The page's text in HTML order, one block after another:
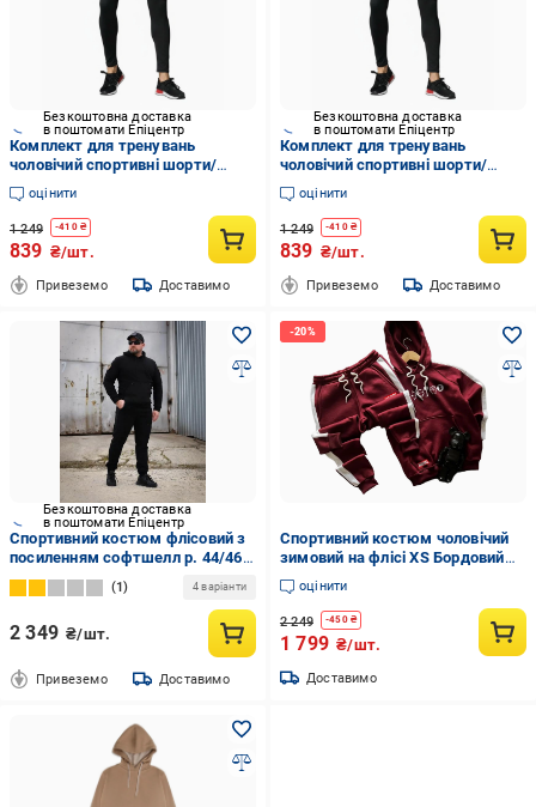
Безкоштовна доставка
в поштомати Епіцентр
Комплект для тренувань
чоловічий спортивні шорти/
легінси M (2815703326)
оцінити
1 249 -410₴
839 ₴/шт.
Привеземо Доставимо
Безкоштовна доставка
в поштомати Епіцентр
Комплект для тренувань
чоловічий спортивні шорти/
легінси S Чорно-сірий
(2425856887)
оцінити
1 249 -410₴
839 ₴/шт.
Привеземо Доставимо
Безкоштовна доставка
в поштомати Епіцентр
Спортивний костюм флісовий з
посиленням софтшелл р. 44/46
Чорний
1 4 варіанти
2 349 ₴/шт.
Привеземо Доставимо
Спортивний костюм чоловічий
зимовий на флісі XS Бордовий
(2021646615/4/6)
оцінити
2 249 -450₴
1 799 ₴/шт.
Доставимо